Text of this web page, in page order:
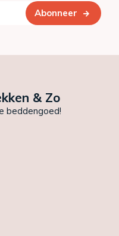
Abonneer
& Zo
beddengoed!